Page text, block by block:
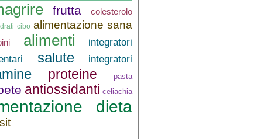
frutta colesterolo
cibo alimentazione sana
alimenti
integratori
salute integratori
proteine pasta
antiossidanti celiachia
dieta